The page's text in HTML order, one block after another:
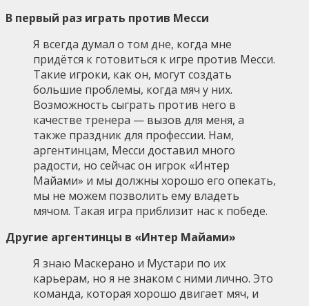
В первый раз играть против Месси
Я всегда думал о том дне, когда мне
придётся к готовиться к игре против Месси.
Такие игроки, как он, могут создать
большие проблемы, когда мяч у них.
Возможность сыграть против него в
качестве тренера — вызов для меня, а
также праздник для профессии. Нам,
аргентинцам, Месси доставил много
радости, но сейчас он игрок «Интер
Майами» и мы должны хорошо его опекать,
мы не можем позволить ему владеть
мячом. Такая игра приблизит нас к победе.
Другие аргентинцы в «Интер Майами»
Я знаю Маскерано и Мустари по их
карьерам, но я не знаком с ними лично. Это
команда, которая хорошо двигает мяч, и